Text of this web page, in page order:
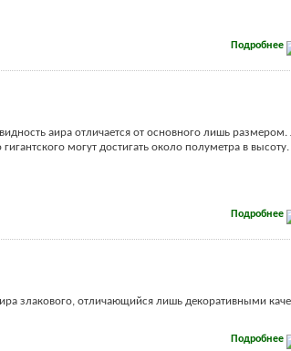
Подробнее
аира отличается от основного лишь размером.
гигантского могут достигать около полуметра в высоту.
Подробнее
злакового, отличающийся лишь декоративными
Подробнее